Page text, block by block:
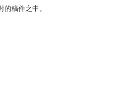
稿件之中。